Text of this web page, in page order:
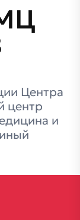
Центра
центр
и